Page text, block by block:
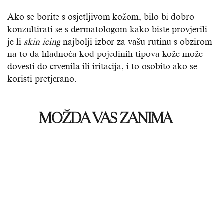
Ako se borite s osjetljivom kožom, bilo bi dobro
konzultirati se s dermatologom kako biste provjerili
je li skin icingnajbolji izbor za vašu rutinu s obzirom
na to da hladnoća kod pojedinih tipova kože može
dovesti do crvenila ili iritacija, i to osobito ako se
koristi pretjerano.
MOŽDA VAS ZANIMA